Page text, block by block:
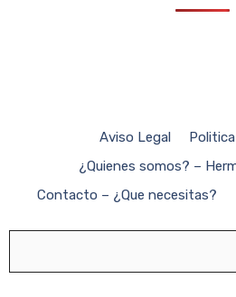
Aviso Legal
¿Quienes somos? –
Contacto – ¿Que necesitas?